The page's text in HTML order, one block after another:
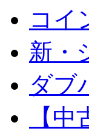
コイ
新・
ダブ
【